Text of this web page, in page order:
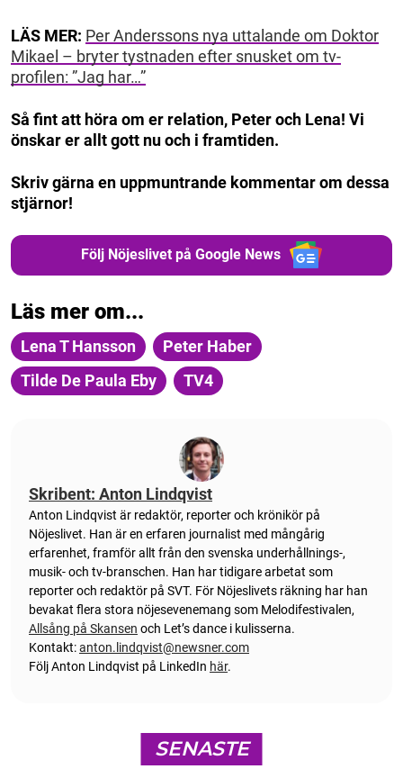
LÄS MER: Per Anderssons nya uttalande om Doktor
Mikael – bryter tystnaden efter snusket om tv-
profilen: ”Jag har…”
Så fint att höra om er relation, Peter och Lena! Vi
önskar er allt gott nu och i framtiden.
Skriv gärna en uppmuntrande kommentar om dessa
stjärnor!
Följ Nöjeslivet på Google News
Läs mer om...
Lena T Hansson
Peter Haber
Tilde De Paula Eby
TV4
Skribent: Anton Lindqvist
Anton Lindqvist är redaktör, reporter och krönikör på
Nöjeslivet. Han är en erfaren journalist med mångårig
erfarenhet, framför allt från den svenska underhållnings-,
musik- och tv-branschen. Han har tidigare arbetat som
reporter och redaktör på SVT. För Nöjeslivets räkning har han
bevakat flera stora nöjesevenemang som Melodifestivalen,
Allsång på Skansen och Let’s dance i kulisserna.
Kontakt:anton.lindqvist@newsner.com
Följ Anton Lindqvist på LinkedIn här.
SENASTE